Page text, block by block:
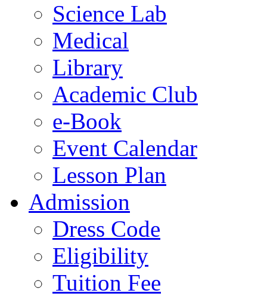
Science Lab
Medical
Library
Academic Club
e-Book
Event Calendar
Lesson Plan
Admission
Dress Code
Eligibility
Tuition Fee